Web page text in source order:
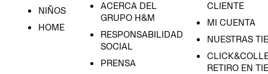
NIÑOS
HOME
ACERCA DEL
GRUPO H&M
RESPONSABILIDAD
SOCIAL
PRENSA
CLIENTE
MI CUENTA
NUESTRAS
RETIRO EN